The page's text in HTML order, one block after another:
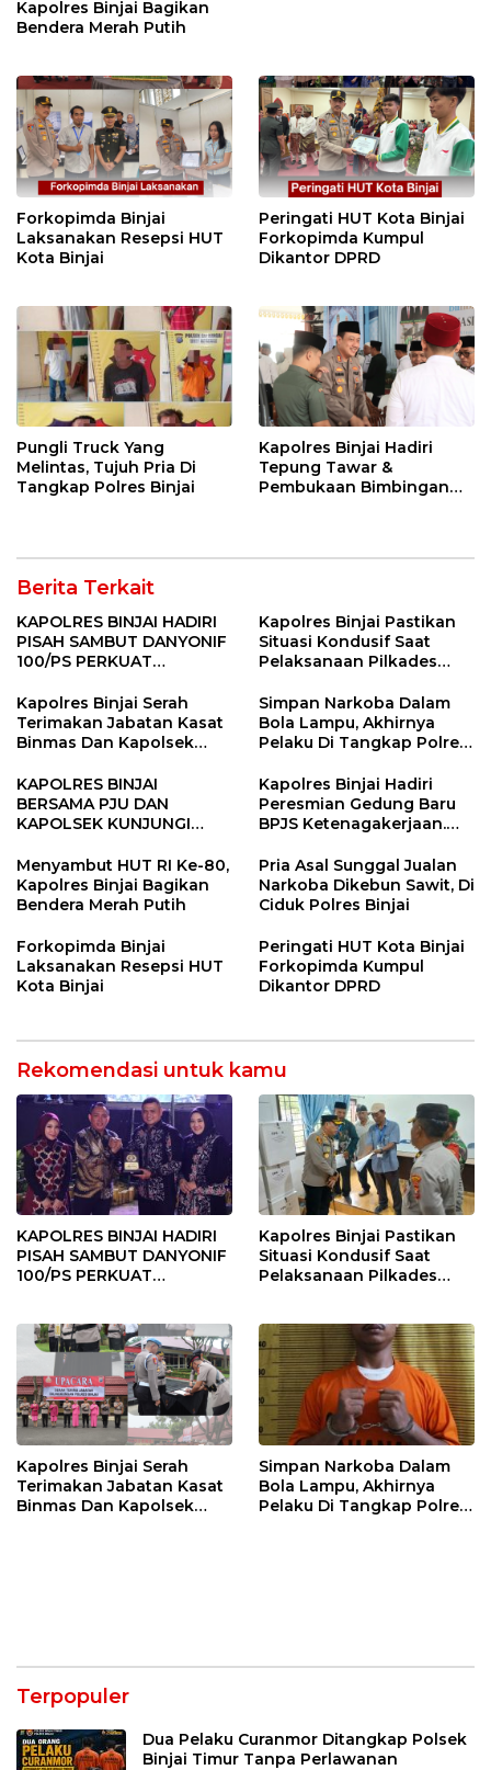
Kapolres Binjai Bagikan
Bendera Merah Putih
Forkopimda Binjai
Laksanakan Resepsi HUT
Kota Binjai
Peringati HUT Kota Binjai
Forkopimda Kumpul
Dikantor DPRD
Pungli Truck Yang
Melintas, Tujuh Pria Di
Tangkap Polres Binjai
Kapolres Binjai Hadiri
Tepung Tawar &
Pembukaan Bimbingan
Berita Terkait
KAPOLRES BINJAI HADIRI
PISAH SAMBUT DANYONIF
100/PS PERKUAT
Kapolres Binjai Pastikan
Situasi Kondusif Saat
Pelaksanaan Pilkades
Kapolres Binjai Serah
Terimakan Jabatan Kasat
Binmas Dan Kapolsek
Simpan Narkoba Dalam
Bola Lampu, Akhirnya
Pelaku Di Tangkap Polres
KAPOLRES BINJAI
BERSAMA PJU DAN
KAPOLSEK KUNJUNGI
BINJAI
Kapolres Binjai Hadiri
Peresmian Gedung Baru
BPJS Ketenagakerjaan.
Menyeluruh bagi Pekerja”
Menyambut HUT RI Ke-80,
Kapolres Binjai Bagikan
Bendera Merah Putih
Pria Asal Sunggal Jualan
Narkoba Dikebun Sawit, Di
Ciduk Polres Binjai
Forkopimda Binjai
Laksanakan Resepsi HUT
Kota Binjai
Peringati HUT Kota Binjai
Forkopimda Kumpul
Dikantor DPRD
Rekomendasi untuk kamu
KAPOLRES BINJAI HADIRI
PISAH SAMBUT DANYONIF
100/PS PERKUAT
Kapolres Binjai Pastikan
Situasi Kondusif Saat
Pelaksanaan Pilkades
Kapolres Binjai Serah
Terimakan Jabatan Kasat
Binmas Dan Kapolsek
Simpan Narkoba Dalam
Bola Lampu, Akhirnya
Pelaku Di Tangkap Polres
Terpopuler
Dua Pelaku Curanmor Ditangkap Polsek
Binjai Timur Tanpa Perlawanan